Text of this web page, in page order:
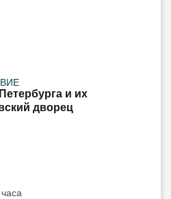
и их
дворец